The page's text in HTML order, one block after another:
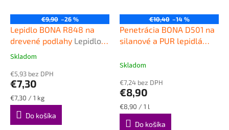
€9,90 –26 %
Lepidlo BONA R848 na
drevené podlahy Lepidlo
na celoplošné lepenie
Priemerné
produktu
je
5,0
z
hviezdičiek.
Skladom
€5,93 bez DPH
€7,30
Jednotková
cena:
€7,30 / 1 kg
Do košíka
€10,40 –14 %
Penetrácia BONA D501 na
silanové a PUR lepidlá
pred aplikáciou lepidla
Skladom
€7,24 bez DPH
€8,90
Jednotková
cena:
€8,90 / 1 l
Do košíka